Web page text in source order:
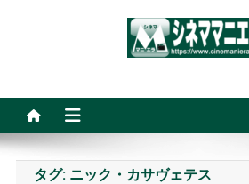
タグ: ニック・カサヴェテス